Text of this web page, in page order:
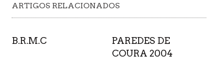
ARTIGOS RELACIONADOS
B.R.M.C
PAREDES DE
COURA 2004